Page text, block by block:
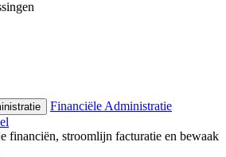
Financiële Administratie
financiën, stroomlijn facturatie en bewaak